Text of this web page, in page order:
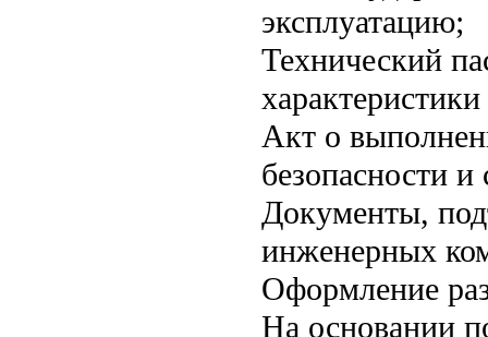
эксплуатацию;
Технический
Акт о
безопасности
Документы,
инженерных
Оформление
На основании